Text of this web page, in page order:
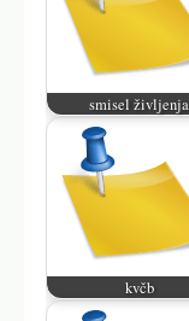
smisel življenja
kvčb